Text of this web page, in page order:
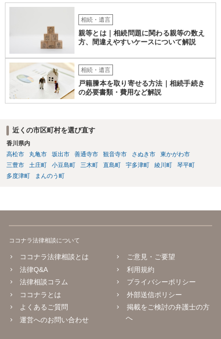
相続・遺言
親等とは｜相続問題に関わる親等の数え
方、間違えやすいケースについて解説
相続・遺言
戸籍謄本を取り寄せる方法｜相続手続き
の必要書類・費用など解説
近くの市区町村を選び直す
香川県内
高松市
丸亀市 坂出市 善通寺市 観音寺市 さぬき市
東かがわ市
三豊市
土庄町 小豆島町 三木町 直島町 宇多津町 綾川町
琴平町
多度津町
まんのう町
ココナラ法律相談について
ココナラ法律相談とは
法律Q&A
法律相談コラム
ココナラとは
よくあるご質問
運営へのお問い合わせ
ご意見・ご要望
利用規約
プライバシーポリシー
外部送信ポリシー
掲載をご検討の弁護士の方
へ